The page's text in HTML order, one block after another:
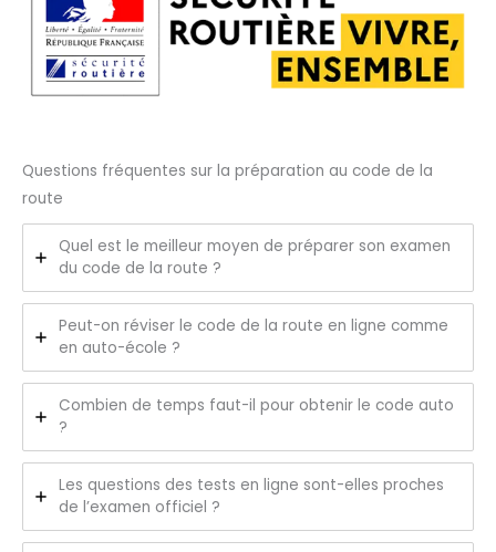
Questions fréquentes sur la préparation au code de la
route
Quel est le meilleur moyen de préparer son examen
du code de la route ?
Peut-on réviser le code de la route en ligne comme
en auto-école ?
Combien de temps faut-il pour obtenir le code auto
?
Les questions des tests en ligne sont-elles proches
de l’examen officiel ?